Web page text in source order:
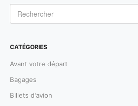
CATÉGORIES
Avant votre départ
Bagages
Billets d'avion